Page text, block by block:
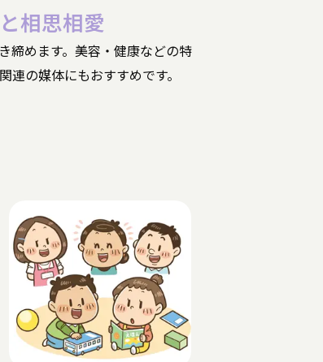
相思相愛
締めます。美容・健康などの特
の媒体にもおすすめです。